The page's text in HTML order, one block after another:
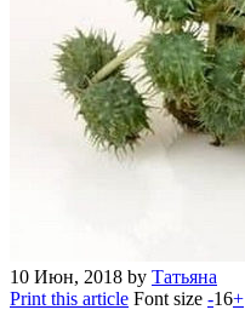
10 Июн, 2018 by Татьяна
Print this article Font size -16+